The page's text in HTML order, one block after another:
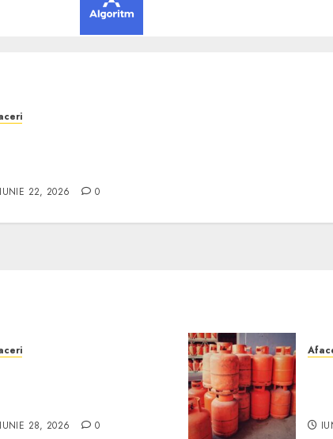
IUNIE 22, 2026 0
IUNIE 28, 2026 0